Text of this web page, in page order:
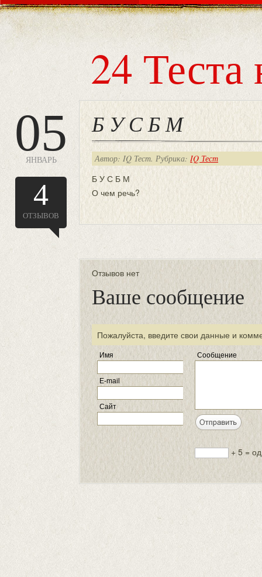
24 Теста
05
ЯНВАРЬ
4
ОТЗЫВОВ
Б У С Б М
Автор: IQ Тест. Рубрика: IQ Тест
Б У С Б М
О чем речь?
Отзывов нет
Ваше сообщение
Пожалуйста, введите свои данные и
Имя
E-mail
Сайт
Сообщение
+ 5 =